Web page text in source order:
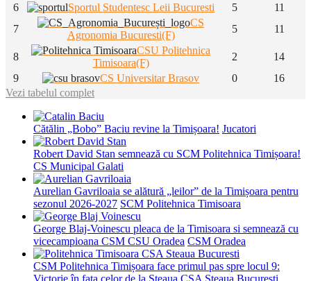
6
Sportul Studentesc Leii Bucuresti 5
11
7
CS
Agronomia Bucuresti(F)
5 11
8
CSU Politehnica
Timisoara(F)
2
14
9
CS Universitar Brasov 0
16
Vezi tabelul complet
Cătălin „Bobo” Baciu revine la Timișoara! Jucatori
Robert David Stan semnează cu SCM Politehnica Timișoara!
CS Municipal Galati
Aurelian Gavriloaia se alătură „leilor” de la Timișoara pentru
sezonul 2026-2027 SCM Politehnica Timisoara
George Blaj-Voinescu pleaca de la Timisoara si semnează cu
vicecampioana CSM CSU Oradea CSM Oradea
CSM Politehnica Timișoara face primul pas spre locul 9:
Victorie în fața celor de la Steaua CSA Steaua Bucuresti